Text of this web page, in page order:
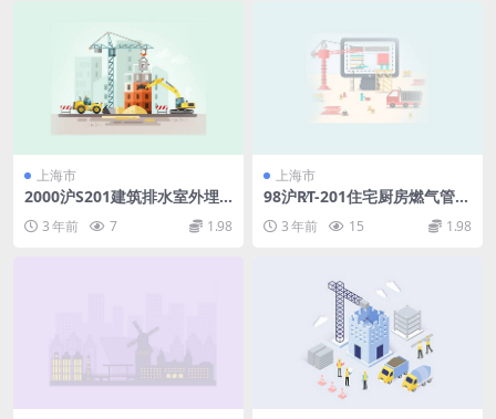
上海市
2000沪S201建筑排水室外埋
3 年前 7 1.98
上海市
98沪R∕T-201住宅厨房燃气管道
3 年前 15 1.98